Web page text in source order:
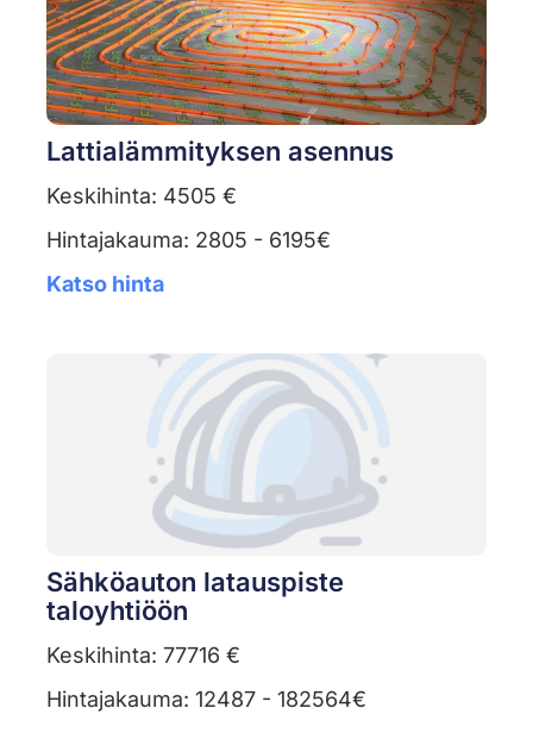
Lattialämmityksen asennus
Keskihinta: 4505 €
Hintajakauma: 2805 - 6195€
Katso hinta
Sähköauton latauspiste
taloyhtiöön
Keskihinta: 77716 €
Hintajakauma: 12487 - 182564€